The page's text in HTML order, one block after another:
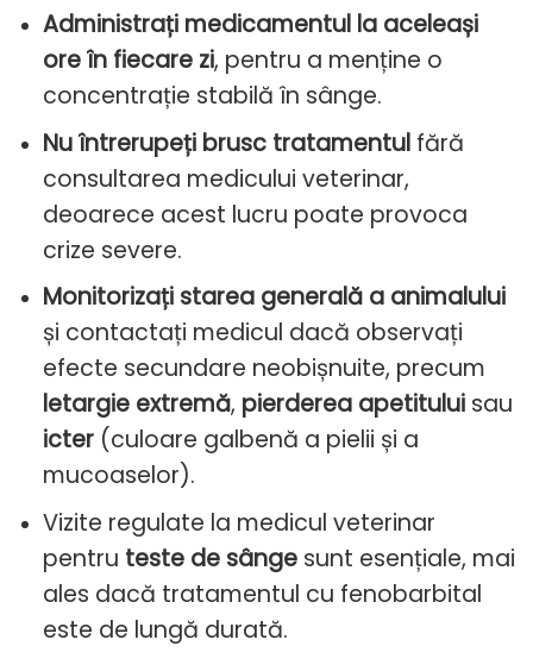
Administrați medicamentul la aceleași
ore în fiecare zi, pentru a menține o
concentrație stabilă în sânge.
Nu întrerupeți brusc tratamentulfără
consultarea medicului veterinar,
deoarece acest lucru poate provoca
crize severe.
Monitorizați starea generală a animalului
și contactați medicul dacă observați
efecte secundare neobișnuite, precum
letargie extremă, pierderea apetituluisau
icter(culoare galbenă a pielii și a
mucoaselor).
Vizite regulate la medicul veterinar
pentru teste de sângesunt esențiale, mai
ales dacă tratamentul cu fenobarbital
este de lungă durată.